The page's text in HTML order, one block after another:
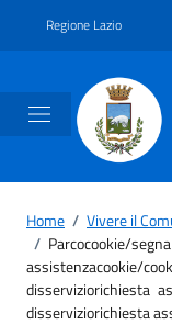
Regione Lazio
Home / Vivere il
/
assistenzacookie/
disserviziorichiesta
disserviziorichiesta